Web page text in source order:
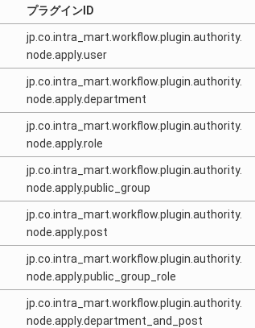
プラグインID
jp.co.intra_mart.workflow.plugin.authority.
node.apply.user
jp.co.intra_mart.workflow.plugin.authority.
node.apply.department
jp.co.intra_mart.workflow.plugin.authority.
node.apply.role
jp.co.intra_mart.workflow.plugin.authority.
node.apply.public_group
jp.co.intra_mart.workflow.plugin.authority.
node.apply.post
jp.co.intra_mart.workflow.plugin.authority.
node.apply.public_group_role
jp.co.intra_mart.workflow.plugin.authority.
node.apply.department_and_post